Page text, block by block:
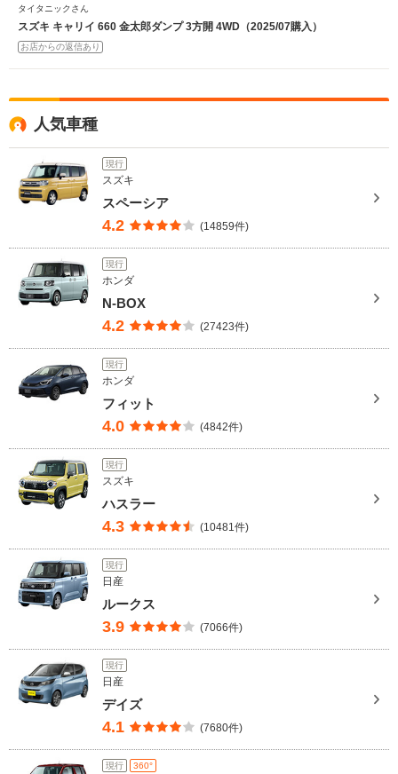
タイタニックさん
スズキ キャリイ 660 金太郎ダンプ 3方開 4WD（2025/07購入）
お店からの返信あり
人気車種
現行
スズキ
スペーシア
4.2 (14859件)
現行
ホンダ
N-BOX
4.2 (27423件)
現行
ホンダ
フィット
4.0 (4842件)
現行
スズキ
ハスラー
4.3 (10481件)
現行
日産
ルークス
3.9 (7066件)
現行
日産
デイズ
4.1 (7680件)
現行 360°